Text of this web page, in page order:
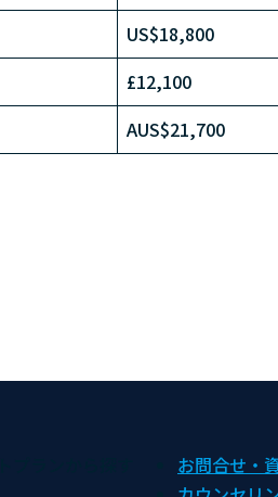
US$18,800
£12,100
AUS$21,700
お問合せ・